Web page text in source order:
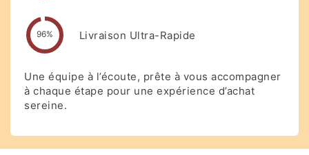
96% Livraison Ultra-Rapide
Une équipe à l’écoute, prête à vous accompagner
à chaque étape pour une expérience d’achat
sereine.